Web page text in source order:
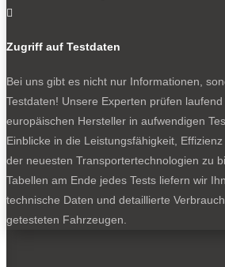

Zugriff auf Testdaten
Bei uns gibt es nicht nur Informationen,
Testdaten! Unsere Experten prüfen
europäischen Hersteller in aufwendigen
Einblicke in die Leistungsfähigkeit,
der neuesten Transportertechnologien zu
Tabellen am Ende jedes Tests liefern wir
technische Daten und detaillierte
getesteten Fahrzeugen.